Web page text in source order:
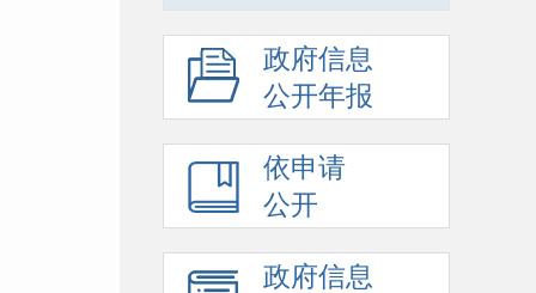
政府信息
公开年报
依申请
公开
政府信息